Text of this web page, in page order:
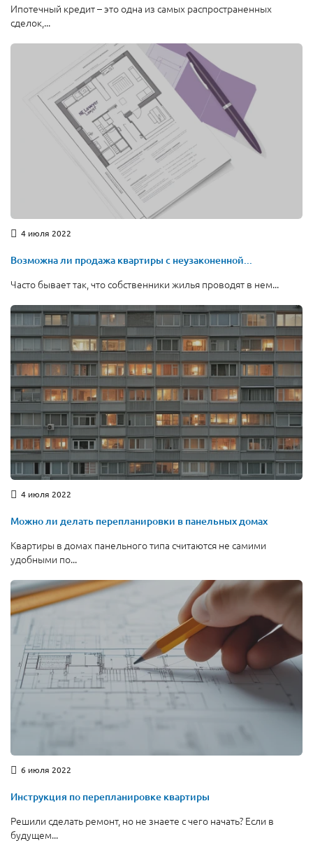
Ипотечный кредит – это одна из самых распространенных
сделок,...
4 июля 2022
Возможна ли продажа квартиры с неузаконенной...
Часто бывает так, что собственники жилья проводят в нем...
4 июля 2022
Можно ли делать перепланировки в панельных домах
Квартиры в домах панельного типа считаются не самими
удобными по...
6 июля 2022
Инструкция по перепланировке квартиры
Решили сделать ремонт, но не знаете с чего начать? Если в
будущем...